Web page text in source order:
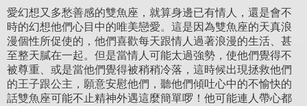
愛幻想又多愁善感的雙魚座，就算身邊已有情人，還是會不
時的幻想他們心目中的唯美戀愛。這是因為雙魚座的天真浪
漫個性所促使的，他們喜歡每天跟情人過著浪漫的生活、甚
至整天膩在一起。但是當情人可能太過強勢，使他們覺得不
被尊重、或是當他們覺得被稍稍冷落，這時候出現拯救他們
的王子跟公主，願意安慰他們，聽他們傾吐心中的不愉快的
話雙魚座可能不止精神外遇這麼簡單啰！他可能連人帶心都